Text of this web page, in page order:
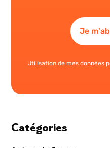
Utilisation de mes données
Catégories